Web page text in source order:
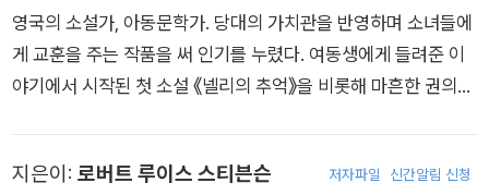
다양한 에세이 방식의 작품을 통하여 인간과 사회와 종교 등 문화
전반에 대한 날카로운 비판의식을 보여주었고, 특히 노예제도폐
지, 제국주의 반대, 동물권보호 등 사회운동에도 적극적으로 참여
은 충실한 독자들과 조류학자 프랭크 채프먼, 시어도어 루스벨트
대통령, 기업가 헨리 포드 등 각계각층의 저명한 친구들을 끌어모
아 땅과 야생생물 보존의 중요성을 일깨우며 집 바깥의 세계에 대
03년에는 「애틀랜틱 먼슬리」지에 “진짜와 가짜 자연사”라는 제
그의 중요한 경력이 되었다. 1867년 후반에 첫 소설인 《가난뱅이
와 귀부인》을 썼다. 1870년 봄, 교회 건물의 복원 작업 문제로 콘
월의 세인트 줄리엇으로 파견되는데, 그곳 목사관에서 에마 기퍼
드를 만난다. 1874년에 에마와 결혼했다. 결혼 후 그는 왕성한 창
작 활동을 했고, 대표작 《테스》와 《무명의 주드》를 집필했다. 18
영국의 소설가, 아동문학가. 당대의 가치관을 반영하며 소녀들에
게 교훈을 주는 작품을 써 인기를 누렸다. 여동생에게 들려준 이
야기에서 시작된 첫 소설 《넬리의 추억》을 비롯해 마흔한 권의
지은이: 로버트 루이스 스티븐슨 저자파일 신간알림 신청